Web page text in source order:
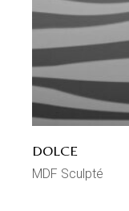
DOLCE
MDF Sculpté